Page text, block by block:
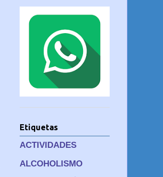
Etiquetas
ACTIVIDADES
ALCOHOLISMO